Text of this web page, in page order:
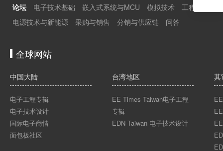
论坛 电子技术基础 嵌入式系统与MCU 模拟技术
工程师职场
电源技术与新能源
采购与销售 分销与供应链 问答
全球网站
中国大陆
电子工程专辑
电子技术设计
国际电子商情
面包板社区
台湾地区
EE Times Taiwan电子工程
专辑
EDN Taiwan 电子技术设计
其